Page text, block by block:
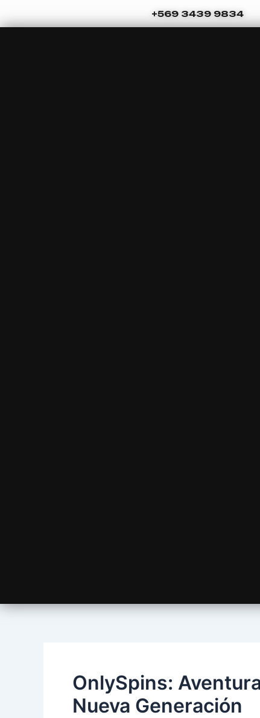
al
+569 3439 9834
OnlySpins:
Nueva Generación
de